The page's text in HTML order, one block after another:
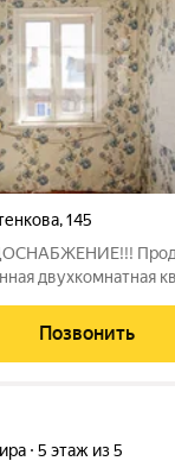
,145
двухкомнатная
этаже, общая площадь
Позвонить
5 этаж из 5